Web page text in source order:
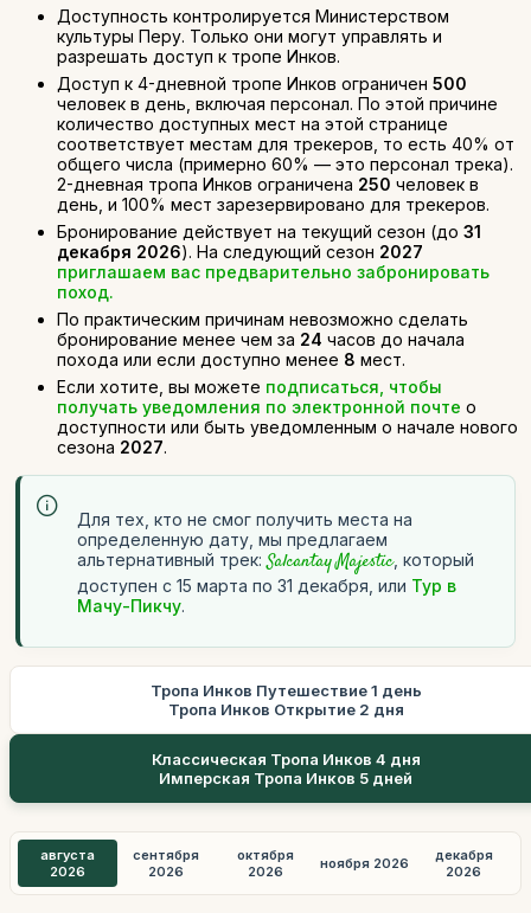
Доступность контролируется Министерством
культуры Перу. Только они могут управлять и
разрешать доступ к тропе Инков.
Доступ к 4-дневной тропе Инков ограничен 500
человек в день, включая персонал. По этой причине
количество доступных мест на этой странице
соответствует местам для трекеров, то есть 40% от
общего числа (примерно 60% — это персонал трека).
2-дневная тропа Инков ограничена 250 человек в
день, и 100% мест зарезервировано для трекеров.
Бронирование действует на текущий сезон (до 31
декабря 2026). На следующий сезон 2027
приглашаем вас предварительно забронировать
поход.
По практическим причинам невозможно сделать
бронирование менее чем за 24 часов до начала
похода или если доступно менее 8 мест.
Если хотите, вы можете подписаться, чтобы
получать уведомления по электронной почте о
доступности или быть уведомленным о начале нового
сезона 2027.
Для тех, кто не смог получить места на
определенную дату, мы предлагаем
альтернативный трек: Salcantay Majestic, который
доступен с 15 марта по 31 декабря, или Тур в
Мачу-Пикчу.
Тропа Инков Путешествие 1 день
Тропа Инков Открытие 2 дня
Классическая Тропа Инков 4 дня
Имперская Тропа Инков 5 дней
августа
2026
сентября
2026
октября
2026
ноября 2026
декабря
2026